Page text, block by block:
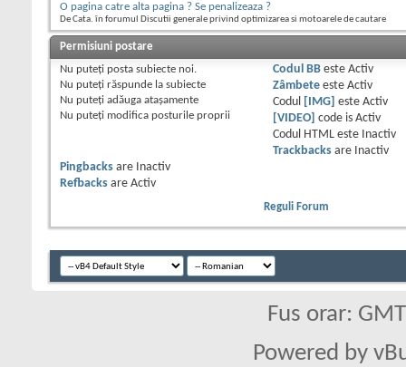
O pagina catre alta pagina ? Se penalizeaza ?
De Cata. în forumul Discutii generale privind optimizarea si motoarele de cautare
Permisiuni postare
Nu puteţi posta subiecte noi.
Nu puteţi răspunde la subiecte
Nu puteţi adăuga ataşamente
Nu puteţi modifica posturile proprii
Codul BBeste Activ
Zâmbeteeste Activ
Codul
[IMG] este Activ
[VIDEO]
code is Activ
Codul HTML este
Inactiv
Trackbacksare
Inactiv
Pingbacks are
Inactiv
Refbacks are Activ
Reguli Forum
Fus orar:
Powered by